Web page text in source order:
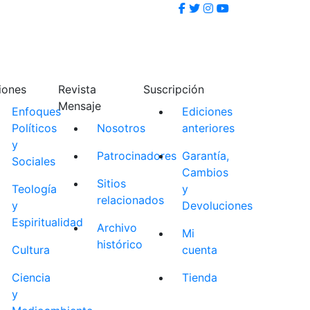
Enfoques
Políticos
y
Sociales
Teología
y
Espiritualidad
Cultura
Ciencia
y
Revista
Mensaje
Nosotros
Patrocinadores
Sitios
relacionados
Archivo
histórico
Suscripción
Ediciones
anteriores
Garantía,
Cambios
y
Devoluciones
Mi
cuenta
Tienda